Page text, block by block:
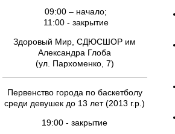
09:00 – начало;
11:00 - закрытие
Здоровый Мир, СДЮСШОР им
Александра Глоба
(ул. Пархоменко, 7)
Первенство города по баскетболу
среди девушек до 13 лет (2013 г.р.)
19:00 - закрытие